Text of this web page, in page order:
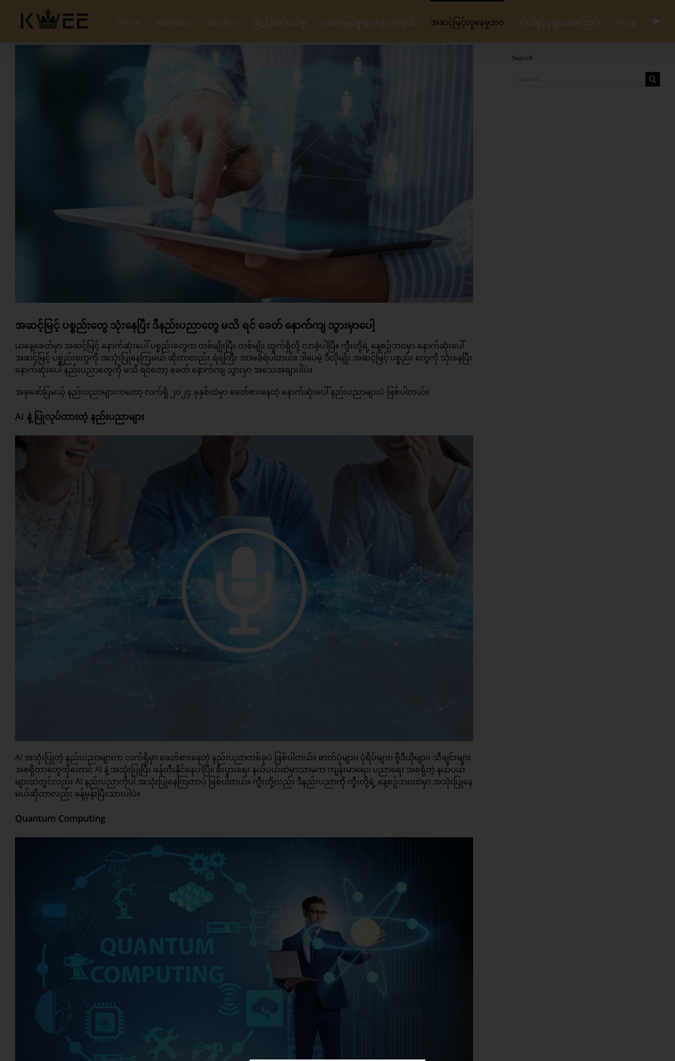
content
Home အားကစား တေးဂီတ မြို့ပြဆင်ယင်မှု အောင်မြင်မှုများနောက်ကွယ် အဆင့်မြင့်လူနေမှုဘဝ ပါတီနှင့်ပွဲများအကြောင်း Shop
အဆင့်မြင့် ပစ္စည်းတွေ သုံးနေပြီး ဒီနည်းပညာတွေ မသိ ရင် ခေတ် နောက်ကျ သွားမှာပေါ့
ယနေ့ခေတ်မှာ အဆင့်မြင့် နောက်ဆုံးပေါ် ပစ္စည်းတွေက တစ်မျိုးပြီး တစ်မျိုး ထွက်ရှိလို့ လာခဲ့ပါပြီ။ ကွီးတို့ရဲ့ နေ့စဥ်ဘဝမှာ နောက်ဆုံးပေါ်
အဆင့်မြင့် ပစ္စည်းတွေကို အသုံးပြုနေကြမယ် ဆိုတာလည်း ရဲရဲကြီး အာမခံရဲပါတယ်။ ဒါပေမဲ့ ဒီလိုမျိုး အဆင့်မြင့် ပစ္စည်း တွေကို သုံးနေပြီး
နောက်ဆုံးပေါ် နည်းပညာတွေကို မသိ ရင်တော့ ခေတ် နောက်ကျ သွားမှာ အသေအချာပါပဲ။
အခုဖော်ပြမယ့် နည်းပညာများကတော့ လက်ရှိ ၂၀၂၄ ခုနှစ်ထဲမှာ ခေတ်စားနေတဲ့ နောက်ဆုံးပေါ် နည်းပညာများပဲ ဖြစ်ပါတယ်။
AI နဲ့ ပြုလုပ်ထားတဲ့ နည်းပညာများ
AI အသုံးပြုတဲ့ နည်းပညာများက လက်ရှိမှာ ခေတ်စားနေတဲ့ နည်းပညာတစ်ခုပဲ ဖြစ်ပါတယ်။ ဓာတ်ပုံများ၊ ပုံရိပ်များ၊ ဗွီဒီယိုများ၊ သီချင်းများ
အစရှိတာတွေကိုတောင် AI နဲ့ အသုံးပြုပြီး ဖန်တီးနိုင်နေပါပြီ။ စီးပွားရေး နယ်ပယ်ထဲမှာသာမက ကျန်းမာရေး၊ ပညာရေး အစရှိတဲ့ နယ်ပယ်
များထဲတွင်လည်း AI နည်းပညာကိုပါ အသုံးပြုနေကြတာပဲ ဖြစ်ပါတယ်။​ ကွီးတို့လည်း ဒီနည်းပညာကို ကွီးတို့ရဲ့ နေ့စဥ်ဘဝထဲမှာ အသုံးပြုနေ
မယ်ဆိုတာလည်း ခန့်မှန်းပြီးသားပါပဲ။
Quantum Computing
Search